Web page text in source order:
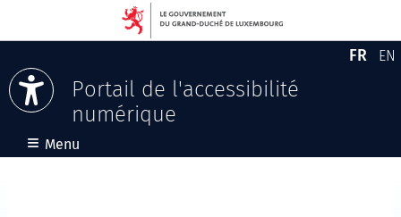
Portail de l'accessibilité
numérique
FR EN
≡ Menu